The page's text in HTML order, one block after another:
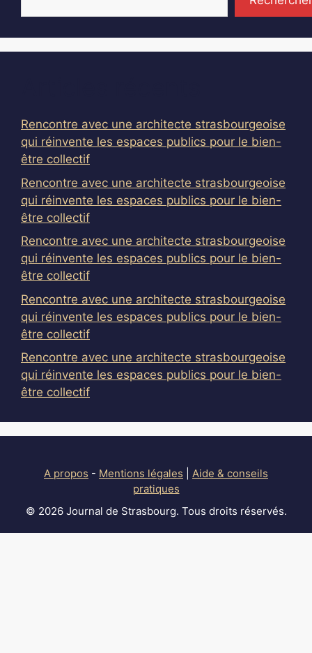
Rencontre avec une architecte strasbourgeoise
qui réinvente les espaces publics pour le bien-
être collectif
Rencontre avec une architecte strasbourgeoise
qui réinvente les espaces publics pour le bien-
être collectif
Rencontre avec une architecte strasbourgeoise
qui réinvente les espaces publics pour le bien-
être collectif
Rencontre avec une architecte strasbourgeoise
qui réinvente les espaces publics pour le bien-
être collectif
Rencontre avec une architecte strasbourgeoise
qui réinvente les espaces publics pour le bien-
être collectif
A propos - Mentions légales
Aide & conseils
pratiques
© 2026 Journal de Strasbourg. Tous droits réservés.